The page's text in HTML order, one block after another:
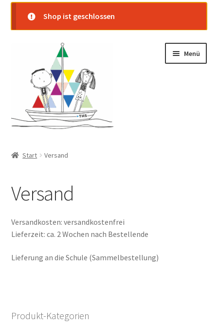
Shop ist geschlossen
springen
springen
Menü
Warenkorb
Kasse
Start Versand
Versand
Versandkosten: versandkostenfrei
Lieferzeit: ca. 2 Wochen nach Bestellende
Lieferung an die Schule (Sammelbestellung)
Produkt-Kategorien